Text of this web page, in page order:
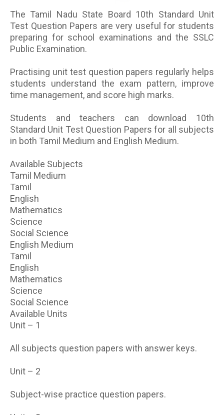
The Tamil Nadu State Board 10th Standard Unit
Test Question Papers are very useful for students
preparing for school examinations and the SSLC
Public Examination.
Practising unit test question papers regularly helps
students understand the exam pattern, improve
time management, and score high marks.
Students and teachers can download 10th
Standard Unit Test Question Papers for all subjects
in both Tamil Medium and English Medium.
Available Subjects
Tamil Medium
Tamil
English
Mathematics
Science
Social Science
English Medium
Tamil
English
Mathematics
Science
Social Science
Available Units
Unit – 1
All subjects question papers with answer keys.
Unit – 2
Subject-wise practice question papers.